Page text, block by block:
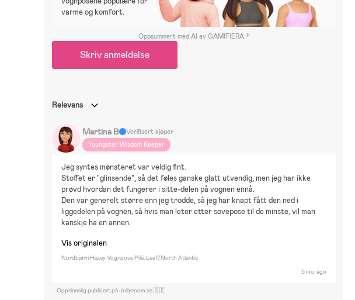
varme og komfort.
Oppsummert med AI av GAMIFIERA.®
Skriv anmeldelse
Relevans
Martina B
Verifisert kjøper
Youngster Wisdom Keeper
Jeg syntes mønsteret var veldig fint.
Stoffet er "glinsende", så det føles ganske glatt utvendig, men jeg har ikke
prøvd hvordan det fungerer i sitte-delen på vognen ennå.
Den var generelt større enn jeg trodde, så jeg har knapt fått den ned i
liggedelen på vognen, så hvis man leter etter sovepose til de minste, vil man
kanskje ha en annen.
Vis originalen
Nordbjørn Hazey Vognpose Pilé, Leaf/North Atlantic
5 mo. ago
Opprinnelig publisert på Jollyroom.se 🇸🇪